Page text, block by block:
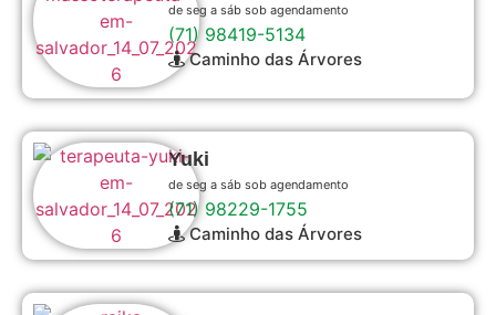
de seg a sáb sob agendamento
(71) 98419-5134
Caminho das Árvores
Yuki
de seg a sáb sob agendamento
(71) 98229-1755
Caminho das Árvores